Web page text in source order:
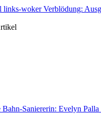
links-woker Verblödung:
Bahn-Saniererin: Evelyn